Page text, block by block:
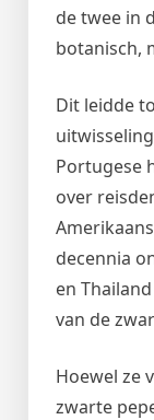
de twee in
botanisch,
Dit leidde
Portugese
over
decennia
en
van de
Hoewel ze
zwarte